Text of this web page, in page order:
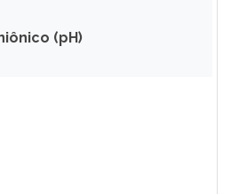
(pH)